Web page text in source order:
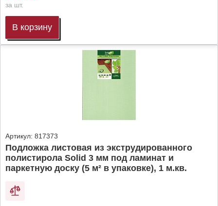
за шт.
В корзину
Артикул: 817373
Подложка листовая из экструдированного
полистирола Solid 3 мм под ламинат и
паркетную доску (5 м² в упаковке), 1 м.кв.